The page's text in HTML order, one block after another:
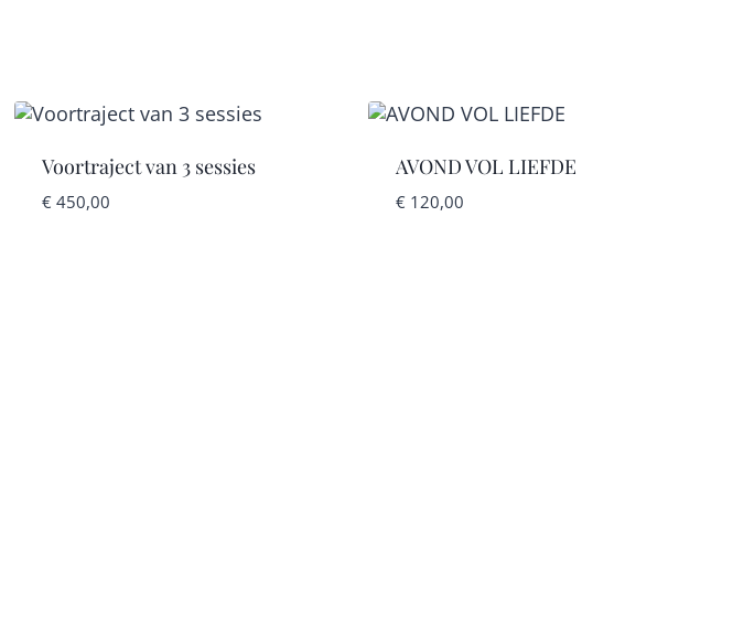
Voortraject van 3 sessies
€450,00
AVOND VOL LIEFDE
€120,00